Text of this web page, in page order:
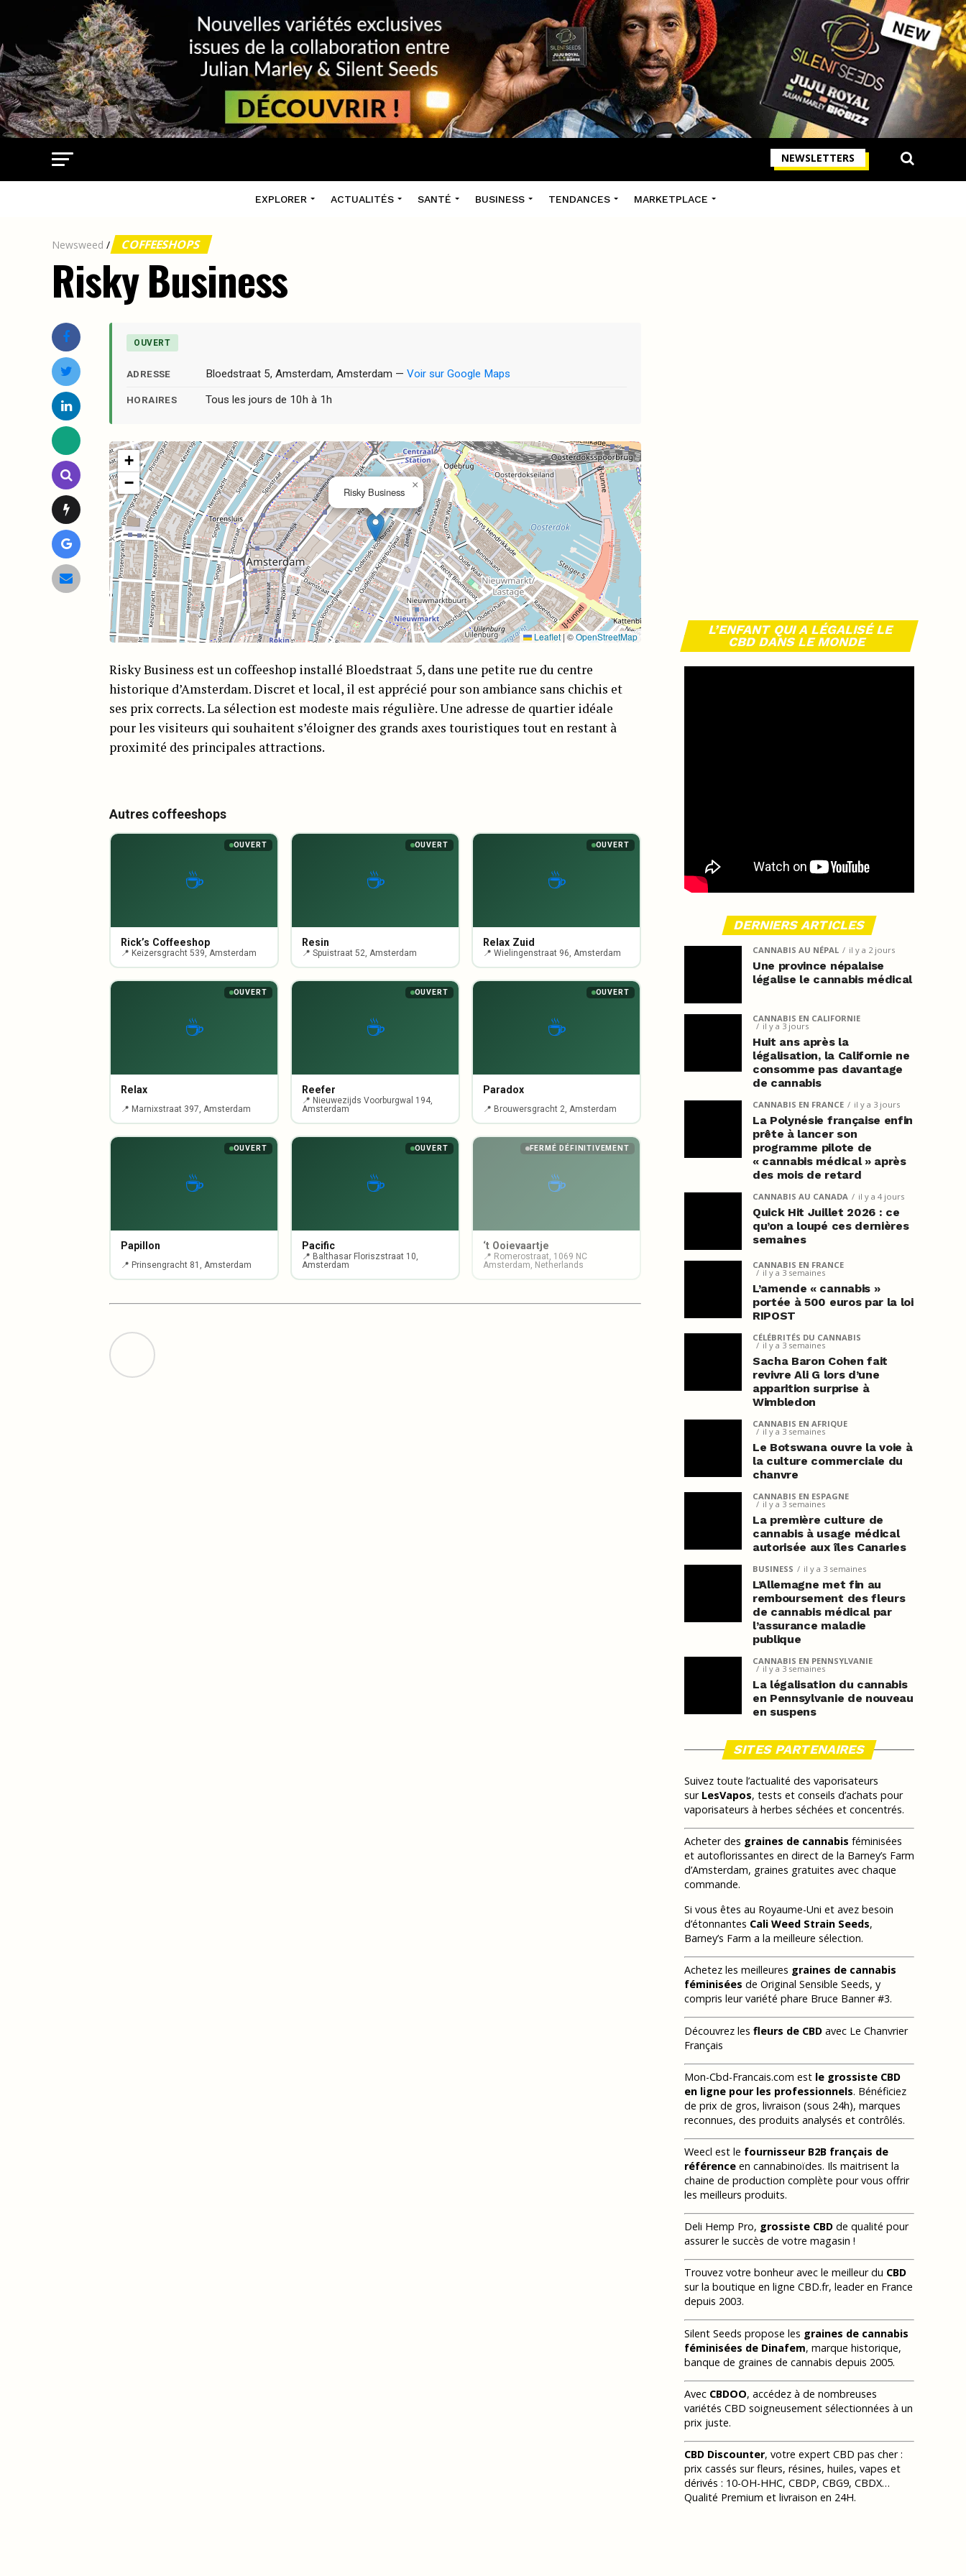
NEWSLETTERS
EXPLORER ACTUALITÉS SANTÉ BUSINESS TENDANCES MARKETPLACE
Newsweed / COFFEESHOPS
Risky Business
OUVERT
ADRESSE Bloedstraat 5, Amsterdam, Amsterdam — Voir sur Google Maps
HORAIRES Tous les jours de 10h à 1h
Risky Business
×
+
−
Leaflet|©OpenStreetMap
Risky Business est un coffeeshop installé Bloedstraat 5, dans une petite rue du centre
historique d’Amsterdam. Discret et local, il est apprécié pour son ambiance sans chichis et
ses prix corrects. La sélection est modeste mais régulière. Une adresse de quartier idéale
pour les visiteurs qui souhaitent s’éloigner des grands axes touristiques tout en restant à
proximité des principales attractions.
Autres coffeeshops
☕
OUVERT
Rick’s Coffeeshop
📍 Keizersgracht 539, Amsterdam
☕
OUVERT
Resin
📍 Spuistraat 52, Amsterdam
☕
OUVERT
Relax Zuid
📍 Wielingenstraat 96, Amsterdam
☕
OUVERT
Relax
📍 Marnixstraat 397, Amsterdam
☕
OUVERT
Reefer
📍 Nieuwezijds Voorburgwal 194,
Amsterdam
☕
OUVERT
Paradox
📍 Brouwersgracht 2, Amsterdam
☕
OUVERT
Papillon
📍 Prinsengracht 81, Amsterdam
☕
OUVERT
Pacific
📍 Balthasar Floriszstraat 10,
Amsterdam
☕
FERMÉ DÉFINITIVEMENT
‘t Ooievaartje
📍 Romerostraat, 1069 NC
Amsterdam, Netherlands
L’ENFANT QUI A LÉGALISÉ LE
CBD DANS LE MONDE
DERNIERS ARTICLES
CANNABIS AU NÉPAL il y a 2 jours
Une province népalaise
légalise le cannabis médical
CANNABIS EN CALIFORNIE
il y a 3 jours
Huit ans après la
légalisation, la Californie ne
consomme pas davantage
de cannabis
CANNABIS EN FRANCE il y a 3 jours
La Polynésie française enfin
prête à lancer son
programme pilote de
« cannabis médical » après
des mois de retard
CANNABIS AU CANADA il y a 4 jours
Quick Hit Juillet 2026 : ce
qu’on a loupé ces dernières
semaines
CANNABIS EN FRANCE
il y a 3 semaines
L’amende « cannabis »
portée à 500 euros par la loi
RIPOST
CÉLÉBRITÉS DU CANNABIS
il y a 3 semaines
Sacha Baron Cohen fait
revivre Ali G lors d’une
apparition surprise à
Wimbledon
CANNABIS EN AFRIQUE
il y a 3 semaines
Le Botswana ouvre la voie à
la culture commerciale du
chanvre
CANNABIS EN ESPAGNE
il y a 3 semaines
La première culture de
cannabis à usage médical
autorisée aux îles Canaries
BUSINESS il y a 3 semaines
L’Allemagne met fin au
remboursement des fleurs
de cannabis médical par
l’assurance maladie
publique
CANNABIS EN PENNSYLVANIE
il y a 3 semaines
La légalisation du cannabis
en Pennsylvanie de nouveau
en suspens
SITES PARTENAIRES
Suivez toute l’actualité des vaporisateurs
sur LesVapos, tests et conseils d’achats pour
vaporisateurs à herbes séchées et concentrés.
Acheter des graines de cannabis féminisées
et autoflorissantes en direct de la Barney’s Farm
d’Amsterdam, graines gratuites avec chaque
commande.
Si vous êtes au Royaume-Uni et avez besoin
d’étonnantes Cali Weed Strain Seeds,
Barney’s Farm a la meilleure sélection.
Achetez les meilleures graines de cannabis
féminisées de Original Sensible Seeds, y
compris leur variété phare Bruce Banner #3.
Découvrez les fleurs de CBD avec Le Chanvrier
Français
Mon-Cbd-Francais.com est le grossiste CBD
en ligne pour les professionnels. Bénéficiez
de prix de gros, livraison (sous 24h), marques
reconnues, des produits analysés et contrôlés.
Weecl est le fournisseur B2B français de
référence en cannabinoïdes. Ils maitrisent la
chaine de production complète pour vous offrir
les meilleurs produits.
Deli Hemp Pro, grossiste CBD de qualité pour
assurer le succès de votre magasin !
Trouvez votre bonheur avec le meilleur du CBD
sur la boutique en ligne CBD.fr, leader en France
depuis 2003.
Silent Seeds propose les graines de cannabis
féminisées de Dinafem, marque historique,
banque de graines de cannabis depuis 2005.
Avec CBDOO, accédez à de nombreuses
variétés CBD soigneusement sélectionnées à un
prix juste.
CBD Discounter, votre expert CBD pas cher :
prix cassés sur fleurs, résines, huiles, vapes et
dérivés : 10-OH-HHC, CBDP, CBG9, CBDX…
Qualité Premium et livraison en 24H.